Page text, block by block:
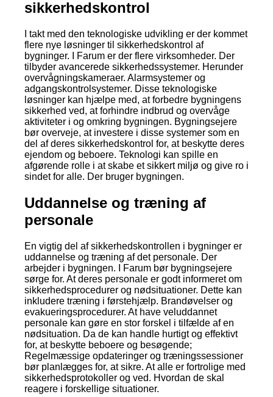
sikkerhedskontrol
I takt med den teknologiske udvikling er der kommet
flere nye løsninger til sikkerhedskontrol af
bygninger. I Farum er der flere virksomheder. Der
tilbyder avancerede sikkerhedssystemer. Herunder
overvågningskameraer. Alarmsystemer og
adgangskontrolsystemer. Disse teknologiske
løsninger kan hjælpe med, at forbedre bygningens
sikkerhed ved, at forhindre indbrud og overvåge
aktiviteter i og omkring bygningen. Bygningsejere
bør overveje, at investere i disse systemer som en
del af deres sikkerhedskontrol for, at beskytte deres
ejendom og beboere. Teknologi kan spille en
afgørende rolle i at skabe et sikkert miljø og give ro i
sindet for alle. Der bruger bygningen.
Uddannelse og træning af
personale
En vigtig del af sikkerhedskontrollen i bygninger er
uddannelse og træning af det personale. Der
arbejder i bygningen. I Farum bør bygningsejere
sørge for. At deres personale er godt informeret om
sikkerhedsprocedurer og nødsituationer. Dette kan
inkludere træning i førstehjælp. Brandøvelser og
evakueringsprocedurer. At have veluddannet
personale kan gøre en stor forskel i tilfælde af en
nødsituation. Da de kan handle hurtigt og effektivt
for, at beskytte beboere og besøgende;
Regelmæssige opdateringer og træningssessioner
bør planlægges for, at sikre. At alle er fortrolige med
sikkerhedsprotokoller og ved. Hvordan de skal
reagere i forskellige situationer.